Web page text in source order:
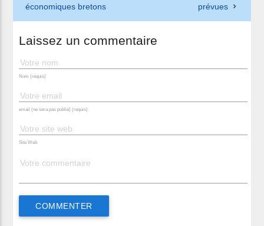
économiques bretons
prévues
Laissez un commentaire
Nom (requis)
email (ne sera pas publié) (requis)
Site Web